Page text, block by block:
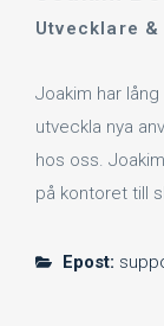
Utvecklare
Joakim har
utveckla nya
hos oss.
på kontoret till
Epost: